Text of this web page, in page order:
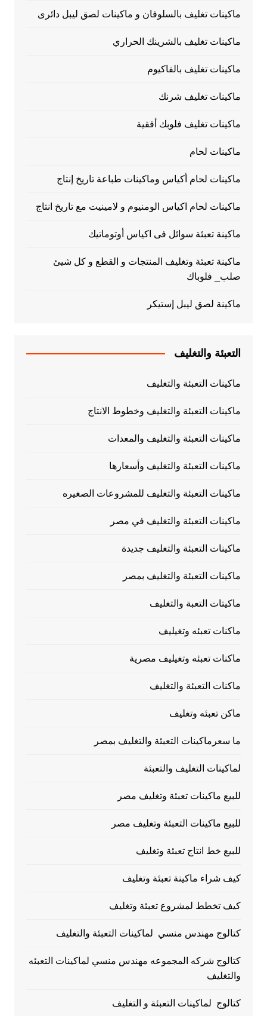
ماكينات تغليف بالسلوفان و ماكينات لصق ليبل دائرى
ماكينات تغليف بالشرينك الحراري
ماكينات تغليف بالفاكيوم
ماكينات تغليف شرنك
ماكينات تغليف فلوبك أفقية
ماكينات لحام
ماكينات لحام أكياس وماكينات طباعة تاريخ إنتاج
ماكينات لحام اكياس الومنيوم و لامينيت مع تاريخ انتاج
ماكينة تعبئة سوائل فى اكياس أوتوماتيك
ماكينة تعبئة وتغليف المنتجات و القطع و كل شيئ
صلب_ فلوباك
ماكينة لصق ليبل إستيكر
التعبئة والتغليف
ماكينات التعبئة والتغليف
ماكينات التعبئة والتغليف وخطوط الانتاج
ماكينات التعبئة والتغليف والمعدات
ماكينات التعبئة والتغليف وأسعارها
ماكينات التعبئة والتغليف للمشروعات الصغيره
ماكينات التعبئة والتغليف في مصر
ماكينات التعبئة والتغليف جديدة
ماكينات التعبئة والتغليف بمصر
ماكيتات التعبة والتغليف
ماكنات تعبئه وتغيليف
ماكنات تعبئه وتغيليف مصرية
ماكنات التعبئة والتغليف
ماكن تعبئه وتغليف
ما سعرماكينات التعبئة والتغليف بمصر
لماكينات التغليف والتعبئة
للبيع ماكينات تعبئة وتغليف مصر
للبيع ماكينات التعبئة وتغليف مصر
للبيع خط انتاج تعبئة وتغليف
كيف شراء ماكينة تعبئة وتغليف
كيف تخطط لمشروع تعبئة وتغليف
كتالوج مهندس منسي لماكينات التعبئة والتغليف
كتالوج شركه المجموعه مهندس منسي لماكينات التعبئه
والتغليف
كتالوج لماكينات التعبئة و التغليف